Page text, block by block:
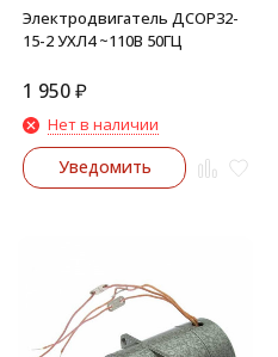
Электродвигатель ДСОР32-
15-2 УХЛ4 ~110В 50ГЦ
1 950₽
Нет в наличии
Уведомить